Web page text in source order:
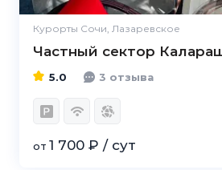
Курорты Сочи, Лазаревское
Частный сектор
5.0 3 отзыва
от 1 700 ₽ / сут